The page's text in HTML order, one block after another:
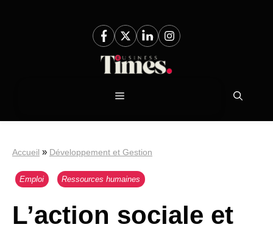
Menu
Accueil » Développement et Gestion
Emploi Ressources humaines
L’action sociale et